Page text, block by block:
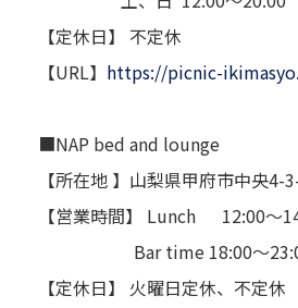
【定休日】 不定休
【URL】 https://picnic-
■NAP bed and lounge
【所在地 】山梨県甲府市中央4-
【営業時間】 Lunch 12:00～
Bar time 18:00～
【定休日】 火曜日定休、不定休